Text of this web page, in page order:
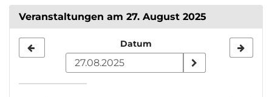
Veranstaltungen am 27. August 2025
zur
Anzeige
Datum